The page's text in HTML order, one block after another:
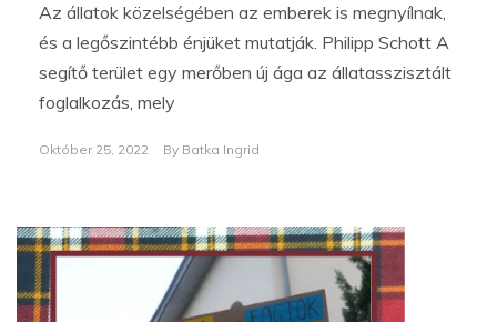
Az állatok közelségében az emberek is megnyílnak,
és a legőszintébb énjüket mutatják. Philipp Schott A
segítő terület egy merőben új ága az állatasszisztált
foglalkozás, mely
Október 25, 2022 By Batka Ingrid